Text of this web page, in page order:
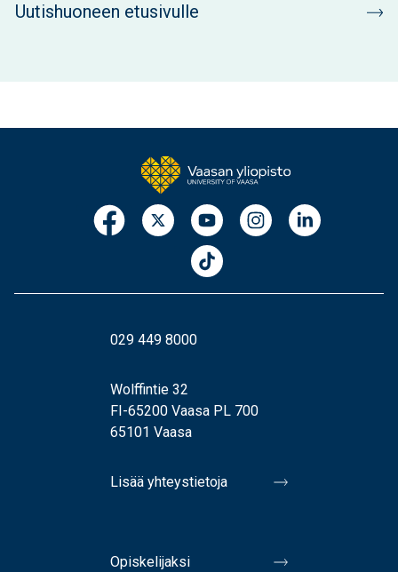
Uutishuoneen etusivulle
029 449 8000
Wolffintie 32
FI-65200 Vaasa PL 700
65101 Vaasa
Lisää yhteystietoja
Opiskelijaksi